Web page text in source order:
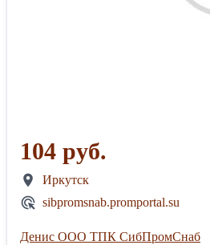
104 руб.
Иркутск
sibpromsnab.promportal.su
Денис ООО ТПК СибПромСнаб